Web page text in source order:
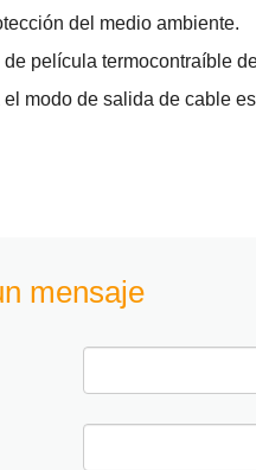
del medio ambiente.
película termocontraíble
el modo de salida de cable
mensaje